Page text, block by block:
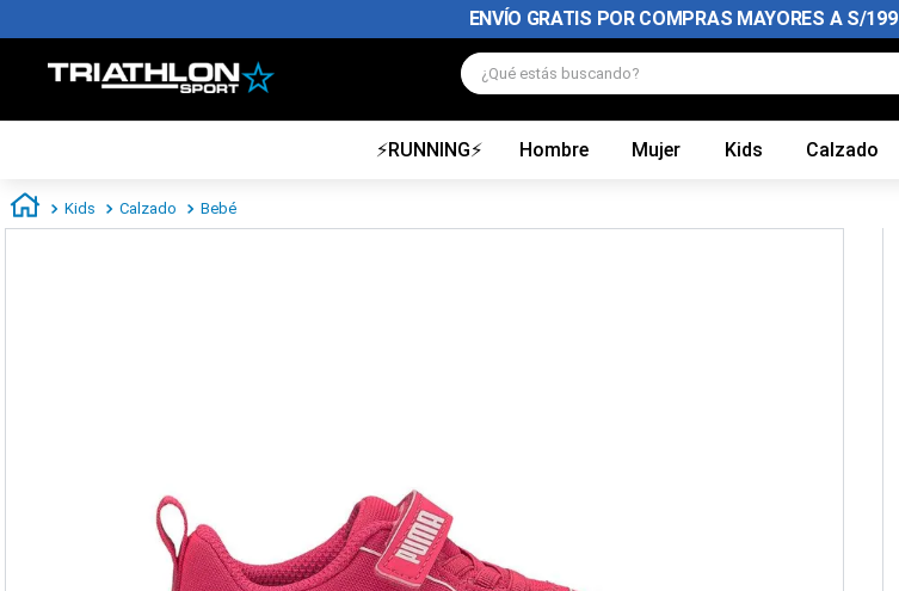
ENVÍO GRATIS POR COMPRAS MAYORES A S/199
¿Qué estás buscando?
⚡RUNNING⚡ Hombre Mujer Kids Calzado
Kids Calzado Bebé
TÉRMINOS MÁS BUSCADOS
2.
zapatillas nike